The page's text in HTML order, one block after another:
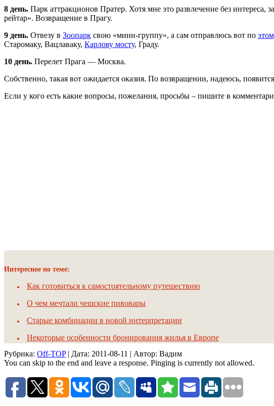
8 день. Парк аттракционов Пратер. Хотя мне это развлечение без
рейтар». Возвращение в Прагу.
9 день. Отвезу в Зоопарк свою «мини-группу», а сам отправлюсь вот по
Старомаку, Вацлаваку, Карлову мосту, Граду.
10 день. Перелет Прага — Москва.
Собственно, такая вот ожидается оказия. По возвращении, надеюсь,
Если у кого есть какие вопросы, пожелания, просьбы – пишите в
Интересное по теме:
Как готовиться к самостоятельному путешествию
О чем мечтали чешские пивовары
Старые комбинации в новой интерпретации
Некоторые особенности бронирования жилья в Европе
Рубрика: Off-TOP| Дата: 2011-08-11 | Автор: Вадим
You can skip to the end and leave a response. Pinging is currently not allowed.